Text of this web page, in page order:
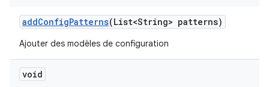
addConfigPatterns(List<String> patterns)
Ajouter des modèles de configuration
void